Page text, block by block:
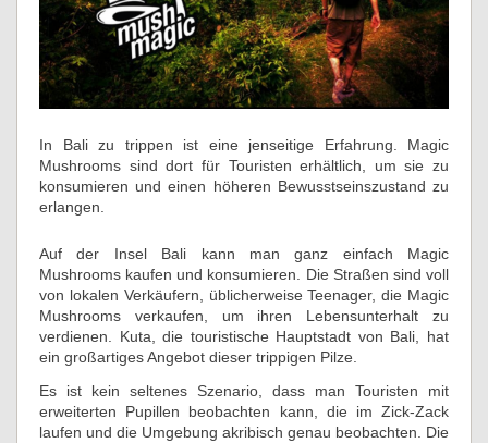
In Bali zu trippen ist eine jenseitige Erfahrung. Magic
Mushrooms sind dort für Touristen erhältlich, um sie zu
konsumieren und einen höheren Bewusstseinszustand zu
erlangen.
Auf der Insel Bali kann man ganz einfach Magic
Mushrooms kaufen und konsumieren. Die Straßen sind voll
von lokalen Verkäufern, üblicherweise Teenager, die Magic
Mushrooms verkaufen, um ihren Lebensunterhalt zu
verdienen. Kuta, die touristische Hauptstadt von Bali, hat
ein großartiges Angebot dieser trippigen Pilze.
Es ist kein seltenes Szenario, dass man Touristen mit
erweiterten Pupillen beobachten kann, die im Zick-Zack
laufen und die Umgebung akribisch genau beobachten. Die